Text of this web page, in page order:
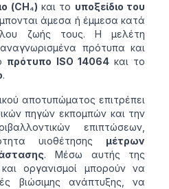
(CH₄) και το υποξείδιο του
άμεσα ή έμμεσα κατά
ζωής τους. Η μελέτη
πρότυπα και
πρότυπο ISO 14064και το
.
αποτυπώματος επιτρέπει
πηγών εκπομπών και την
επιπτώσεων,
υιοθέτησης μέτρων
. Μέσω αυτής της
και οργανισμοί μπορούν να
βιώσιμης ανάπτυξης, να